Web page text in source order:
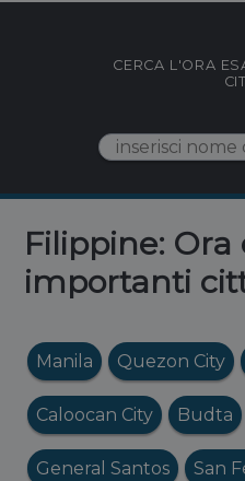
CERCA L'ORA
Filippine:
importanti
Manila Quezon City
Caloocan City Budta
General Santos San